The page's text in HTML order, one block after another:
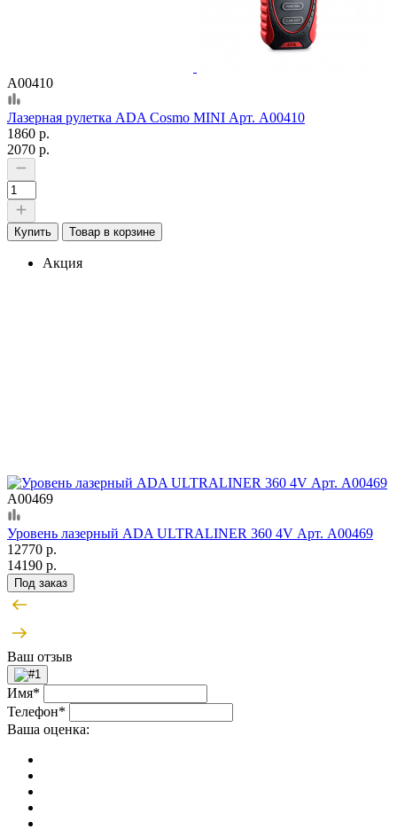
А00410
Лазерная рулетка ADA Cosmo MINI Арт. А00410
1860 р.
2070 р.
Купить Товар в корзине
Акция
А00469
Уровень лазерный ADA ULTRALINER 360 4V Арт. А00469
12770 р.
14190 р.
Под заказ
Ваш отзыв
Имя*
Телефон*
Ваша оценка: